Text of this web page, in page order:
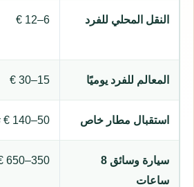
النقل المحلي للفرد 6–12 €
المعالم للفرد يوميًا 15–30 €
استقبال مطار خاص 50–140 € تقريبًا حسب المطار والمركبة والوقت
سيارة وسائق 8
ساعات
350–650 € تقريبًا حسب المسار والمركبة